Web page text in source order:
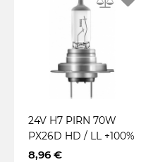
24V H7 PIRN 70W
PX26D HD / LL +100%
TRUCKSTAR PRO
8,96 €